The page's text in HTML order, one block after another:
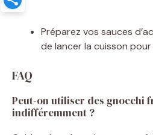
Préparez vos sauces
de lancer la cuisson
FAQ
Peut-on utiliser des gnocchi
indifféremment ?